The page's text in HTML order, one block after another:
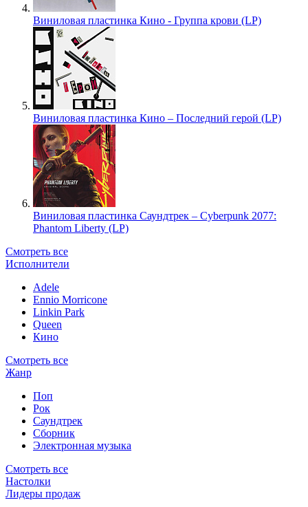
Виниловая пластинка Кино - Группа крови (LP)
Виниловая пластинка Кино – Последний герой (LP)
Виниловая пластинка Саундтрек – Cyberpunk 2077:
Phantom Liberty (LP)
Смотреть все
Исполнители
Adele
Ennio Morricone
Linkin Park
Queen
Кино
Смотреть все
Жанр
Поп
Рок
Саундтрек
Сборник
Электронная музыка
Смотреть все
Настолки
Лидеры продаж